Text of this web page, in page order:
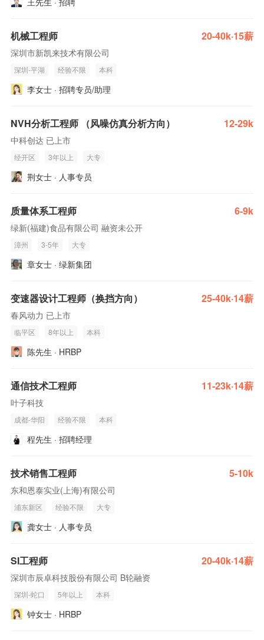
机械工程师 20-40k·15薪
深圳市新凯来技术有限公司
深圳-平湖 经验不限 本科
李女士 · 招聘专员/助理
NVH分析工程师 （风噪仿真分析方向） 12-29k
中科创达 已上市
经开区 3年以上 大专
荆女士 · 人事专员
质量体系工程师 6-9k
绿新(福建)食品有限公司 融资未公开
漳州 3-5年 大专
章女士 · 绿新集团
变速器设计工程师（换挡方向） 25-40k·14薪
春风动力 已上市
临平区 8年以上 本科
陈先生 · HRBP
通信技术工程师 11-23k·14薪
叶子科技
成都-华阳 经验不限 本科
程先生 · 招聘经理
技术销售工程师 5-10k
东和恩泰实业(上海)有限公司
浦东新区 经验不限 大专
龚女士 · 人事专员
SI工程师 20-40k·14薪
深圳市辰卓科技股份有限公司 B轮融资
深圳-蛇口 5年以上 本科
钟女士 · HRBP